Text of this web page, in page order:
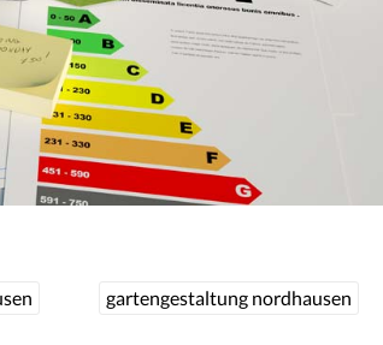
gartengestaltung nordhausen